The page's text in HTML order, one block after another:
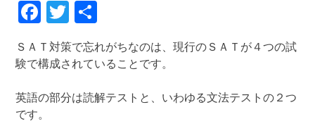
Facebook
Twitter
ＳＡＴ対策で忘れがちなのは、現行のＳＡＴが４つの試
験で構成されていることです。
英語の部分は読解テストと、いわゆる文法テストの２つ
です。